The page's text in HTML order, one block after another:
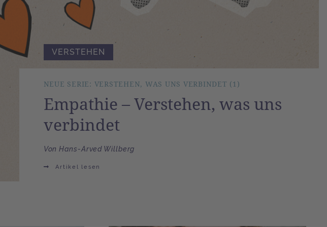
VERSTEHEN
NEUE SERIE: VERSTEHEN, WAS UNS VERBINDET (1)
Empathie – Verstehen, was uns
verbindet
Von Hans-Arved Willberg
Artikel lesen